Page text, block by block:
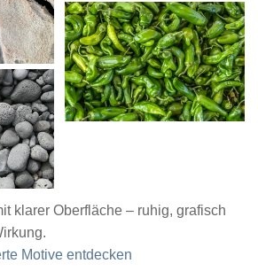
klarer Oberfläche – ruhig, grafisch
Motive entdecken